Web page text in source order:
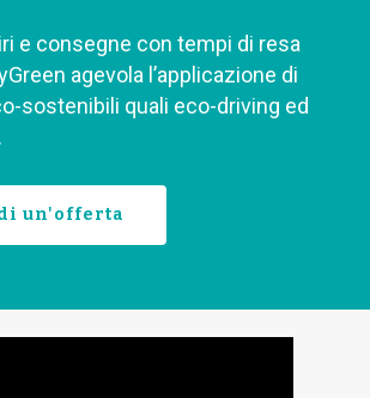
e consegne con tempi di resa
agevola l’applicazione di
sostenibili quali eco-driving ed
un'offerta